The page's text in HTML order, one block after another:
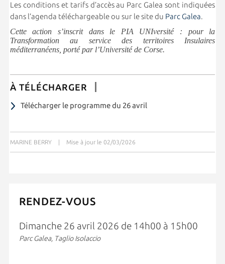
Les conditions et tarifs d’accès au Parc Galea sont indiquées
dans l’agenda téléchargeable ou sur le site du Parc Galea.
Cette action s’inscrit dans le PIA UNIversité : pour la
Transformation au service des territoires Insulaires
méditerranéens, porté par l’Université de Corse.
À TÉLÉCHARGER
Télécharger le programme du 26 avril
MARINE BERRY | Mise à jour le 02/03/2026
RENDEZ-VOUS
Dimanche 26 avril 2026 de 14h00 à 15h00
Parc Galea, Taglio Isolaccio